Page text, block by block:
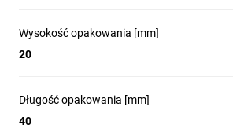
Wysokość opakowania [mm]
20
Długość opakowania [mm]
40